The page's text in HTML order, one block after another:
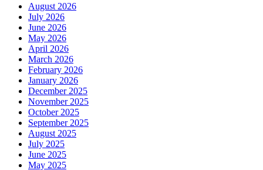
August 2026
July 2026
June 2026
May 2026
April 2026
March 2026
February 2026
January 2026
December 2025
November 2025
October 2025
September 2025
August 2025
July 2025
June 2025
May 2025